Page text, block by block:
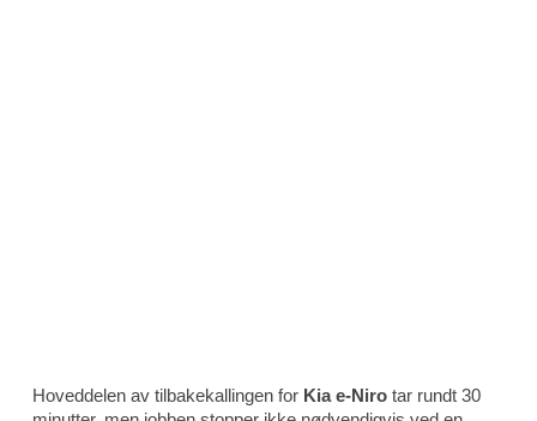
Hoveddelen av tilbakekallingen for Kia e-Niro tar rundt 30